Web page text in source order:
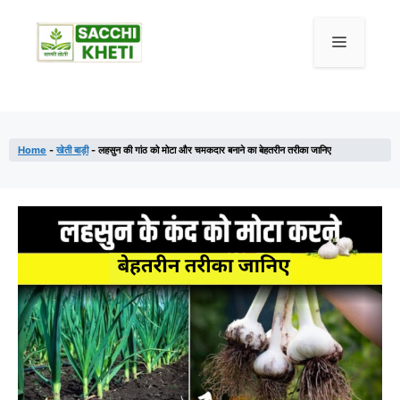
content
Menu
Home - खेती बाड़ी-लहसुन की गांठ को मोटा और चमकदार बनाने का बेहतरीन तरीका जानिए